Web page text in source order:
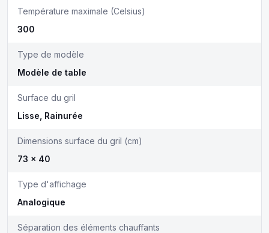
Température maximale (Celsius)
300
Type de modèle
Modèle de table
Surface du gril
Lisse, Rainurée
Dimensions surface du gril (cm)
73 x 40
Type d'affichage
Analogique
Séparation des éléments chauffants